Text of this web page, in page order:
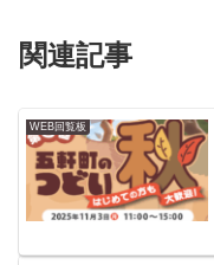
関連記事
WEB回覧板